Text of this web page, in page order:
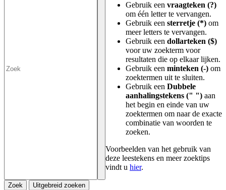
Gebruik een vraagteken (?)
om één letter te vervangen.
Gebruik een sterretje (*) om
meer letters te vervangen.
Gebruik een dollarteken ($)
voor uw zoekterm voor
resultaten die op elkaar lijken.
Gebruik een minteken (-) om
zoektermen uit te sluiten.
Gebruik een Dubbele
aanhalingstekens (" ") aan
het begin en einde van uw
zoektermen om naar de exacte
combinatie van woorden te
zoeken.
Voorbeelden van het gebruik van
deze leestekens en meer zoektips
vindt u hier.
Zoek Uitgebreid zoeken